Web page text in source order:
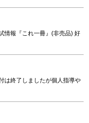
情報『これ一冊』(非売品) 好
は終了しましたが個人指導や